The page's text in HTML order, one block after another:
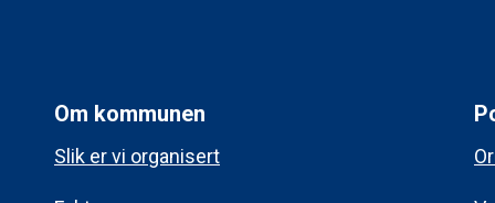
Om kommunen
Slik er vi organisert